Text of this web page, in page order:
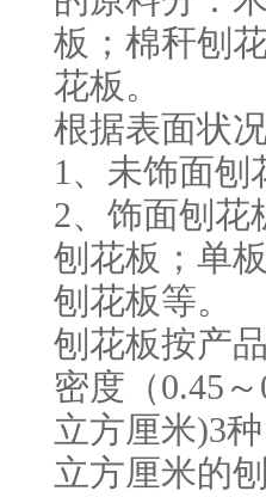
板；棉秆刨
花板。
根据表面状
1、未饰面刨
2、饰面刨花
刨花板；单
刨花板等。
刨花板按产
密度（0.45
立方厘米)3
立方厘米的